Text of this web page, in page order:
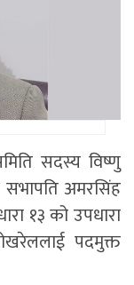
सदस्य विष्णु
अमरसिंह
१३ को उपधारा
पदमुक्त